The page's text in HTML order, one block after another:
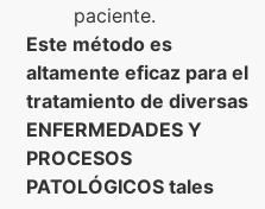
paciente.
Este método es
altamente eficaz para el
tratamiento de diversas
ENFERMEDADES Y
PROCESOS
PATOLÓGICOS tales